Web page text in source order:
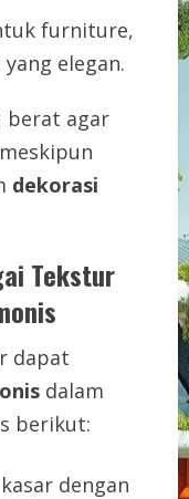
furniture,
elegan.
berat agar
dekorasi
Tekstur
dapat
dalam
berikut:
dengan